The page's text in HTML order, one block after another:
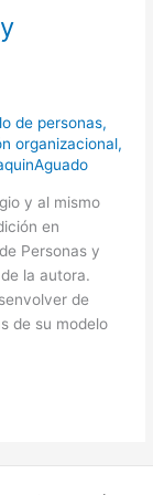
de personas,
organizacional,
y al mismo
en
Personas y
la autora.
de
de su modelo